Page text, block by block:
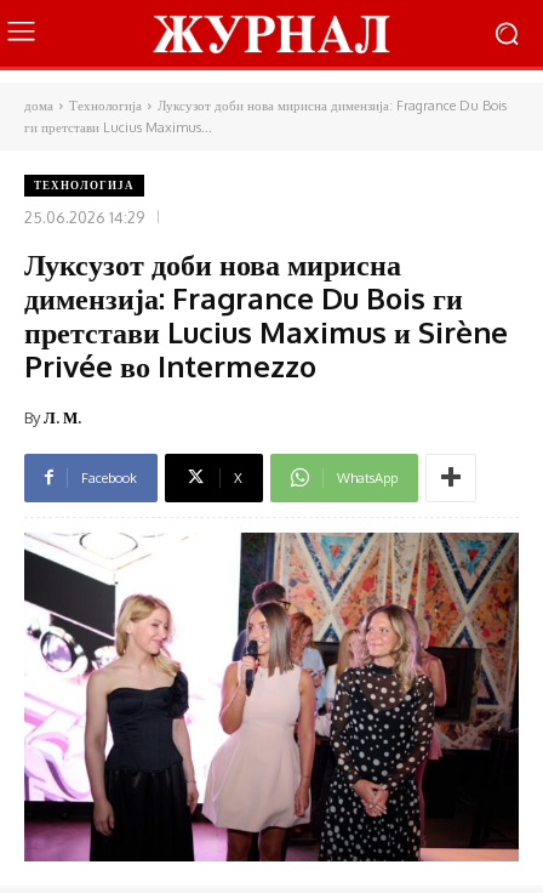
дома Технологија
Луксузот доби нова мирисна димензија: Fragrance Du Bois
ги претстави Lucius Maximus...
ТЕХНОЛОГИЈА
25.06.2026 14:29
Луксузот доби нова мирисна
димензија: Fragrance Du Bois ги
претстави Lucius Maximus и Sirène
Privée во Intermezzo
ByЛ. М.
Facebook X WhatsApp